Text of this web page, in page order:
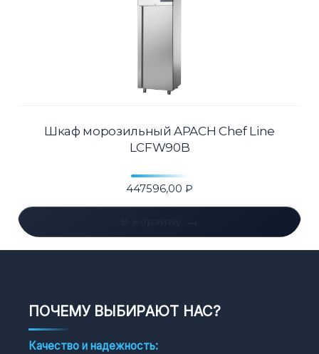
Шкаф морозильный APACH Chef Line
LCFW90B
447596,00 ₽
ПОЧЕМУ ВЫБИРАЮТ НАС?
Качество и надежность: